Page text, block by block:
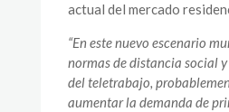
actual del mercado
“En este nuevo escenario
normas de distancia social
del teletrabajo,
aumentar la demanda de